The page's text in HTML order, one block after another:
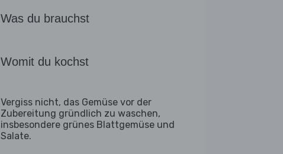
Was du brauchst
Womit du kochst
Vergiss nicht, das Gemüse vor der
Zubereitung gründlich zu waschen,
insbesondere grünes Blattgemüse und
Salate.